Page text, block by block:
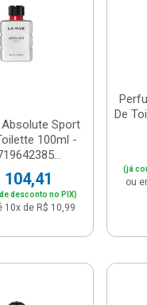
Sport
100ml -
104,41
desconto no PIX)
10x de R$ 10,99
De
(já
ou